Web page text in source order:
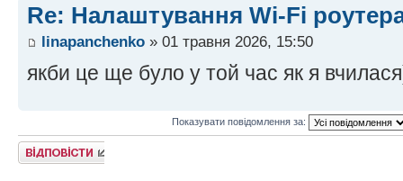
Re: Налаштування Wi-Fi
linapanchenko » 01 травня 2026, 15:50
якби це ще було у той час як я
Показувати повідомлення за:
Відповісти